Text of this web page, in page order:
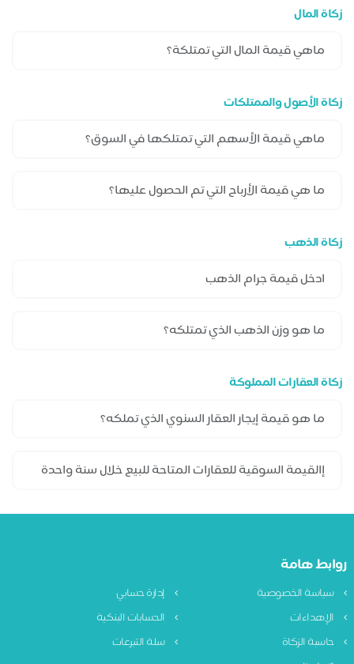
زكاة المال
زكاة الأصول والممتلكات
زكاة الذهب
زكاة العقارات المملوكة
روابط هامة
سياسة الخصوصية
إدارة حسابي
الإهداءات
الحسابات البنكية
حاسبة الزكاة
سلة التبرعات